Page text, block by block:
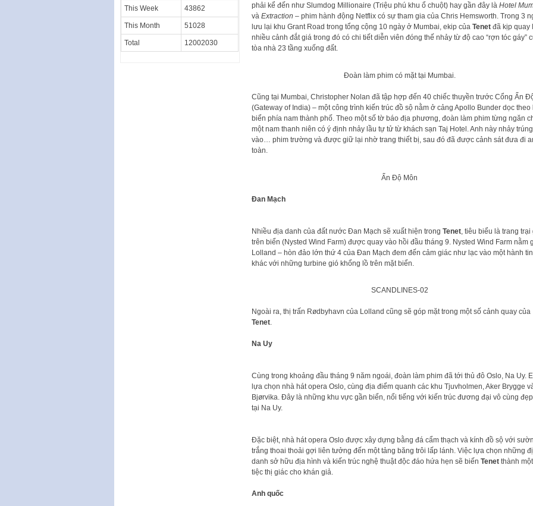
phải kể đến như Slumdog Millionaire (Triệu phú khu ổ chuột) hay gần đây làHotel
vàExtraction – phim hành động Netflix có sự tham gia của Chris Hemsworth. Trong 3
lưu lại khu Grant Road trong tổng cộng 10 ngày ở Mumbai, ekip của Tenetđã kịp quay
nhiều cảnh đắt giá trong đó có chi tiết diễn viên đóng thế nhảy từ độ cao “rợn tóc gáy”
tòa nhà 23 tầng xuống đất.
Đoàn làm phim có mặt tại Mumbai.
Cũng tại Mumbai, Christopher Nolan đã tập hợp đến 40 chiếc thuyền trước Cổng Ấn
(Gateway of India) – một công trình kiến trúc đồ sộ nằm ở cảng Apollo Bunder dọc theo
biển phía nam thành phố. Theo một số tờ báo địa phương, đoàn làm phim từng ngăn
một nam thanh niên có ý định nhảy lầu tự tử từ khách sạn Taj Hotel. Anh này nhảy trúng
vào… phim trường và được giữ lại nhờ trang thiết bị, sau đó đã được cảnh sát đưa đi
toàn.
Ấn Độ Môn
Đan Mạch
Nhiều địa danh của đất nước Đan Mạch sẽ xuất hiện trong Tenet, tiêu biểu là trang trại
trên biển (Nysted Wind Farm) được quay vào hồi đầu tháng 9. Nysted Wind Farm nằm
Lolland – hòn đảo lớn thứ 4 của Đan Mạch đem đến cảm giác như lạc vào một hành
khác với những turbine gió khổng lồ trên mặt biển.
SCANDLINES-02
Ngoài ra, thị trấn Rødbyhavn của Lolland cũng sẽ góp mặt trong một số cảnh quay của
Tenet.
Na Uy
Cùng trong khoảng đầu tháng 9 năm ngoái, đoàn làm phim đã tới thủ đô Oslo, Na Uy.
lựa chọn nhà hát opera Oslo, cùng địa điểm quanh các khu Tjuvholmen, Aker Brygge
Bjørvika. Đây là những khu vực gần biển, nổi tiếng với kiến trúc đương đại vô cùng
tại Na Uy.
Đặc biệt, nhà hát opera Oslo được xây dựng bằng đá cẩm thạch và kính đồ sộ với
trắng thoai thoải gợi liên tưởng đến một tảng băng trôi lấp lánh. Việc lựa chọn những
danh sở hữu địa hình và kiến trúc nghệ thuật độc đáo hứa hẹn sẽ biến Tenetthành
tiệc thị giác cho khán giả.
Anh quốc
This Week 43862
This Month 51028
Total 12002030